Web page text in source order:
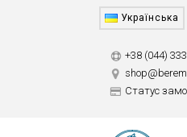
Українська
+38 (044)
Статус